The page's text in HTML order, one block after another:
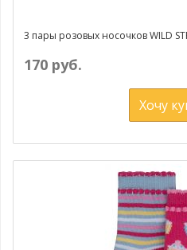
3 пары розовых носочков WILD
170 руб.
Хочу